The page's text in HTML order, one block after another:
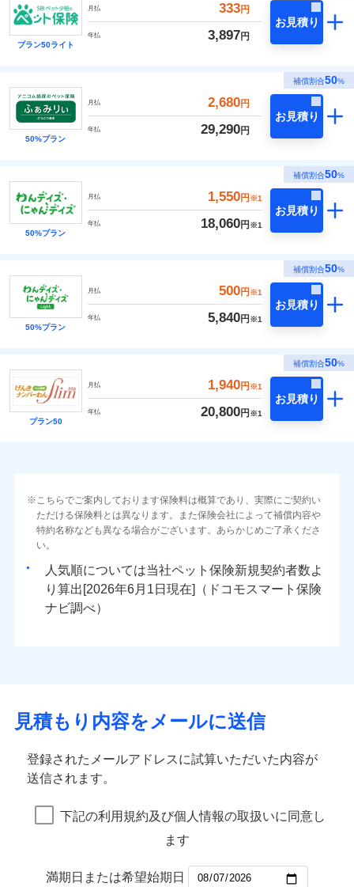
プラン50ライト
月払 333円
年払 3,897円
お見積り
補償割合50%
50%プラン
月払 2,680円
年払 29,290円
お見積り
補償割合50%
50%プラン
月払 1,550円 ※1
年払 18,060円 ※1
お見積り
補償割合50%
50%プラン
月払 500円 ※1
年払 5,840円 ※1
お見積り
補償割合50%
プラン50
月払 1,940円 ※1
年払 20,800円 ※1
お見積り
こちらでご案内しております保険料は概算であり、実際にご契約い
ただける保険料とは異なります。また保険会社によって補償内容や
特約名称なども異なる場合がございます。あらかじめご了承くださ
い。
人気順については当社
新規契約者数よ
り算出[
年 月
日現在]（ドコモスマート保険
ナビ調べ）
見積もり内容をメールに送信
登録されたメールアドレスに試算いただいた内容が
送信されます。
下記の利用規約及び個人情報の取扱いに同意し
ます
満期日または希望始期日